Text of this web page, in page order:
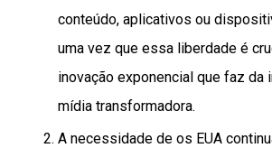
conteúdo, aplicativos ou
uma vez que essa liberdade é
inovação exponencial que faz da
mídia transformadora.
A necessidade de os EUA